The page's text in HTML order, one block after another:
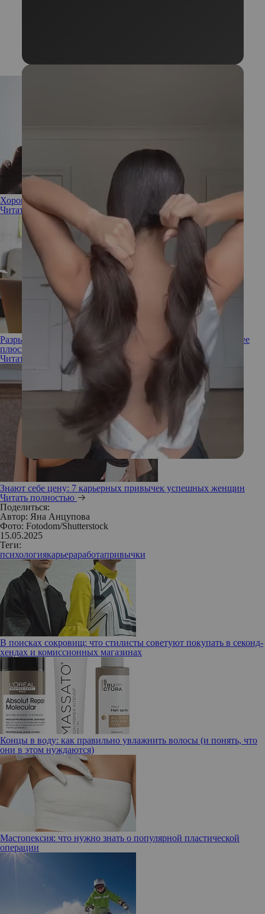
Хорошие перспективы: карьерный гороскоп на 2025 год
Читать полностью
Разрываясь между работами: что такое слэш-карьера, в чем ее
плюсы и минусы
Читать полностью
Знают себе цену: 7 карьерных привычек успешных женщин
Читать полностью
Поделиться:
Автор: Яна Анцупова
Фото: Fotodom/Shutterstock
15.05.2025
Теги:
психологиякарьераработапривычки
В поисках сокровищ: что стилисты советуют покупать в секонд-
хендах и комиссионных магазинах
Концы в воду: как правильно увлажнить волосы (и понять, что
они в этом нуждаются)
Мастопексия: что нужно знать о популярной пластической
операции